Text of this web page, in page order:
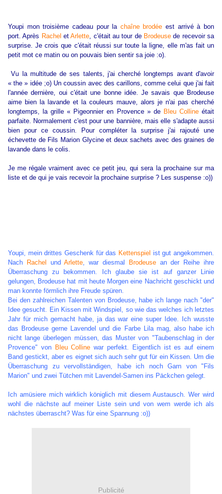
Youpi mon troisième cadeau pour la chaîne brodée est arrivé à bon
port. Après Rachel etArlette, c'était au tour de Brodeuse de recevoir sa
surprise. Je crois que c'était réussi sur toute la ligne, elle m'as fait un
petit mot ce matin ou on pouvais bien sentir sa joie :o).
Vu la multitude de ses talents, j'ai cherché longtemps avant d'avoir
« the » idée ;o) Un coussin avec des carillons, comme celui que j'ai fait
l'année dernière, oui c'était une bonne idée. Je savais que Brodeuse
aime bien la lavande et la couleurs mauve, alors je n'ai pas cherché
longtemps, la grille « Pigeonnier en Provence » de Bleu Collineétait
parfaite. Normalement c'est pour une bannière, mais elle s'adapte aussi
bien pour ce coussin. Pour compléter la surprise j'ai rajouté une
échevette de Fils Marion Glycine et deux sachets avec des graines de
lavande dans le colis.
Je me régale vraiment avec ce petit jeu, qui sera la prochaine sur ma
liste et de qui je vais recevoir la prochaine surprise ? Les suspense :o))
Youpi, mein drittes Geschenk für das Kettenspiel ist gut angekommen.
Nach
Rachel undArlette, war diesmal Brodeusean der Reihe ihre
Überraschung zu bekommen. Ich glaube sie ist auf ganzer Linie
gelungen, Brodeuse hat mit heute Morgen eine Nachricht geschickt und
man konnte förmlich ihre Freude spüren.
Bei den zahlreichen Talenten von Brodeuse, habe ich lange nach "der"
Idee gesucht. Ein Kissen mit Windspiel, so wie das welches ich letztes
Jahr für mich gemacht habe, ja das war eine super Idee. Ich wusste
das Brodeuse gerne Lavendel und die Farbe Lila mag, also habe ich
nicht lange überlegen müssen, das Muster von "Taubenschlag in der
Provence" von Bleu Colline war perfekt. Eigentlich ist es auf einem
Band gestickt, aber es eignet sich auch sehr gut für ein Kissen. Um die
Überraschung zu vervollständigen, habe ich noch Garn von "Fils
Marion" und zwei Tütchen mit Lavendel-Samen ins Päckchen gelegt.
Ich amüsiere mich wirklich königlich mit diesem Austausch. Wer wird
wohl die nächste auf meiner Liste sein und von wem werde ich als
nächstes überrascht? Was für eine Spannung :o))
Publicité